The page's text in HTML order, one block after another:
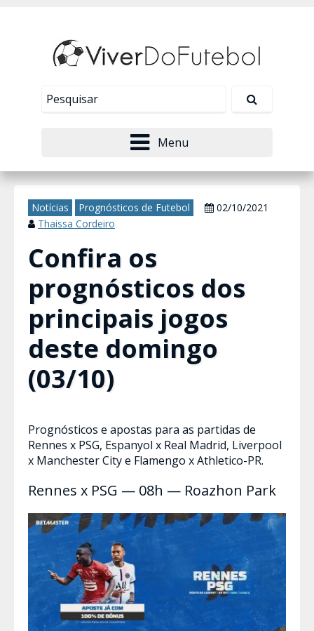
Menu
Notícias Prognósticos de Futebol
02/10/2021
Thaissa Cordeiro
Confira os
prognósticos dos
principais jogos
deste domingo
(03/10)
Prognósticos e apostas para as partidas de
Rennes x PSG, Espanyol x Real Madrid, Liverpool
x Manchester City e Flamengo x Athletico-PR.
Rennes x PSG — 08h — Roazhon Park